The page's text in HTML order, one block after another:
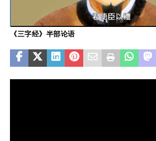
《三字经》半部论语